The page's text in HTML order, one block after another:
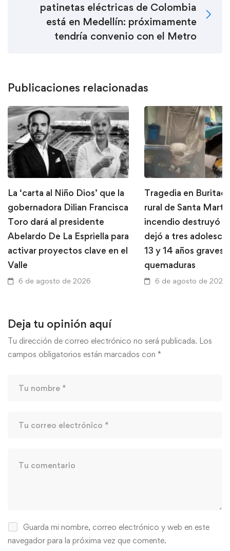
patinetas eléctricas de Colombia
está en Medellín: próximamente
tendría convenio con el Metro
Publicaciones relacionadas
La ‘carta al Niño Dios’ que la
gobernadora Dilian Francisca
Toro dará al presidente
Abelardo De La Espriella para
activar proyectos clave en el
Valle
6 de agosto de 2026
Tragedia en
rural de Santa
incendio destruyó
dejó a tres
13 y 14 años graves
quemaduras
6 de agosto de 2026
Deja tu opinión aquí
Tu dirección de correo electrónico no será publicada. Los
campos obligatorios están marcados con *
Guarda mi nombre, correo electrónico y web en este
navegador para la próxima vez que comente.